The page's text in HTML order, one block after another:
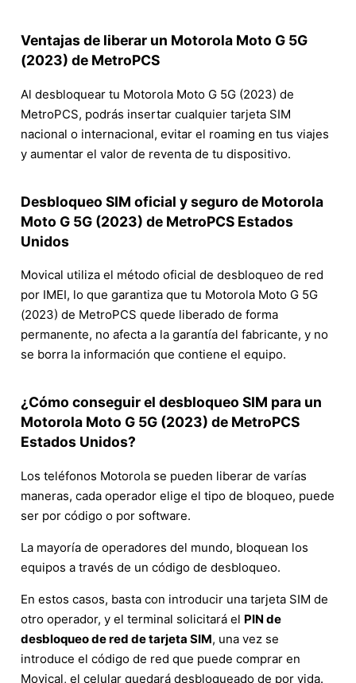
Ventajas de liberar un Motorola Moto G 5G
(2023) de MetroPCS
Al desbloquear tu Motorola Moto G 5G (2023) de
MetroPCS, podrás insertar cualquier tarjeta SIM
nacional o internacional, evitar el roaming en tus viajes
y aumentar el valor de reventa de tu dispositivo.
Desbloqueo SIM oficial y seguro de Motorola
Moto G 5G (2023) de MetroPCS Estados
Unidos
Movical utiliza el método oficial de desbloqueo de red
por IMEI, lo que garantiza que tu Motorola Moto G 5G
(2023) de MetroPCS quede liberado de forma
permanente, no afecta a la garantía del fabricante, y no
se borra la información que contiene el equipo.
¿Cómo conseguir el desbloqueo SIM para un
Motorola Moto G 5G (2023) de MetroPCS
Estados Unidos?
Los teléfonos Motorola se pueden liberar de varías
maneras, cada operador elige el tipo de bloqueo, puede
ser por código o por software.
La mayoría de operadores del mundo, bloquean los
equipos a través de un código de desbloqueo.
En estos casos, basta con introducir una tarjeta SIM de
otro operador, y el terminal solicitará el PIN de
desbloqueo de red de tarjeta SIM, una vez se
introduce el código de red que puede comprar en
Movical, el celular quedará desbloqueado de por vida.